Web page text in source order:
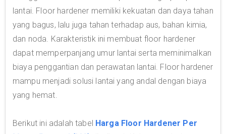
lantai. Floor hardener memiliki kekuatan dan daya tahan
yang bagus, lalu juga tahan terhadap aus, bahan kimia,
dan noda. Karakteristik ini membuat floor hardener
dapat memperpanjang umur lantai serta meminimalkan
biaya penggantian dan perawatan lantai. Floor hardener
mampu menjadi solusi lantai yang andal dengan biaya
yang hemat.
Berikut ini adalah tabel Harga Floor Hardener Per